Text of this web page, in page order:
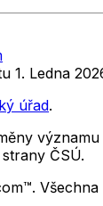
1. Ledna
úřad.
ČSÚ.